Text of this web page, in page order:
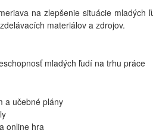
na zlepšenie situácie
materiálov a zdrojov.
mladých ľudí na trhu práce
a učebné plány
online hra